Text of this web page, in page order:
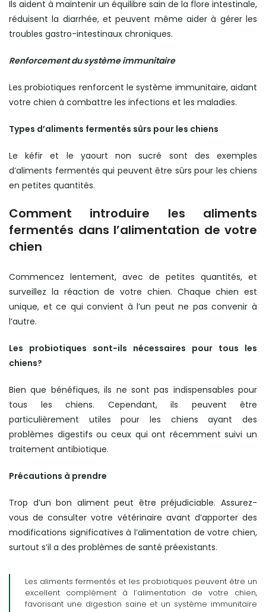
Ils aident à maintenir un équilibre sain de la flore intestinale,
réduisent la diarrhée, et peuvent même aider à gérer les
troubles gastro-intestinaux chroniques.
Renforcement du système immunitaire
Les probiotiques renforcent le système immunitaire, aidant
votre chien à combattre les infections et les maladies.
Types d’aliments fermentés sûrs pour les chiens
Le kéfir et le yaourt non sucré sont des exemples
d’aliments fermentés qui peuvent être sûrs pour les chiens
en petites quantités.
Comment introduire les aliments
fermentés dans l’alimentation de votre
chien
Commencez lentement, avec de petites quantités, et
surveillez la réaction de votre chien. Chaque chien est
unique, et ce qui convient à l’un peut ne pas convenir à
l’autre.
Les probiotiques sont-ils nécessaires pour tous les
chiens?
Bien que bénéfiques, ils ne sont pas indispensables pour
tous les chiens. Cependant, ils peuvent être
particulièrement utiles pour les chiens ayant des
problèmes digestifs ou ceux qui ont récemment suivi un
traitement antibiotique.
Précautions à prendre
Trop d’un bon aliment peut être préjudiciable. Assurez-
vous de consulter votre vétérinaire avant d’apporter des
modifications significatives à l’alimentation de votre chien,
surtout s’il a des problèmes de santé préexistants.
Les aliments fermentés et les probiotiques peuvent être un
excellent complément à l’alimentation de votre chien,
favorisant une digestion saine et un système immunitaire